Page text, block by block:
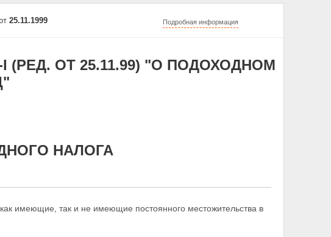
25.11.1999 Подробная информация
I (РЕД. ОТ 25.11.99) "О ПОДОХОДНОМ
НАЛОГА
имеющие, так и не имеющие постоянного местожительства в